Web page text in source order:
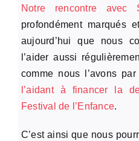
Notre rencontre avec
profondément marqués
aujourd’hui que nous
l’aider aussi
comme nous l’avons
l’aidant à financer la
Festival de l’Enfance.
C’est ainsi que nous